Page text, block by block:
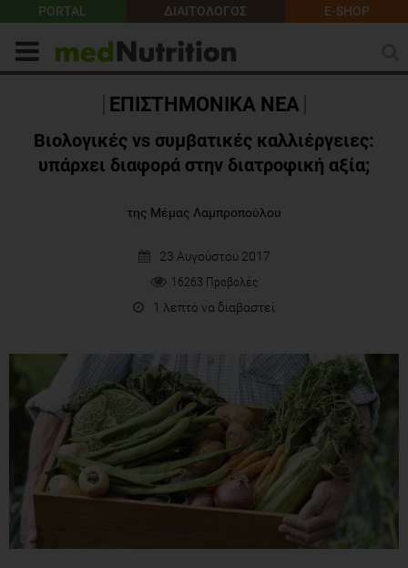
PORTAL ΔΙΑΙΤΟΛΟΓΟΣ E-SHOP
ΕΠΙΣΤΗΜΟΝΙΚΑ ΝΕΑ
Βιολογικές vs συμβατικές καλλιέργειες:
υπάρχει διαφορά στην διατροφική αξία;
της Μέμας Λαμπροπούλου
23 Αυγούστου 2017
16263 Προβολές
1 λεπτό να διαβαστεί